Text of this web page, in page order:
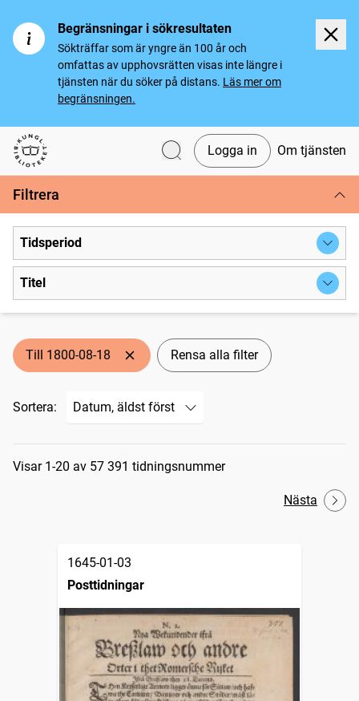
Begränsningar i sökresultaten
Sökträffar som är yngre än 100 år och
omfattas av upphovsrätten visas inte längre i
tjänsten när du söker på distans. Läs mer om
begränsningen.
Svenska tidningar
Logga in Om tjänsten
Filtrera
Tidsperiod
Titel
Till 1800-08-18 Rensa alla filter
Sortera:
Sökresultat
Visar 1-20 av 57 391 tidningsnummer
Nästa
1645-01-03
Posttidningar